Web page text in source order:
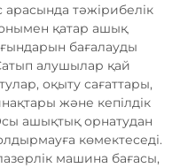
тәжірибелік
қатар ашық
бағалауды
алушылар қай
оқыту сағаттары,
және кепілдік
ашықтық орнатудан
көмектеседі.
машина бағасы,